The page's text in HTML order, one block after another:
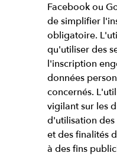
Facebook ou
de simplifier
obligatoire.
qu'utiliser des
l'inscription
données
concernés.
vigilant sur les
d'utilisation
et des finalités
à des fins